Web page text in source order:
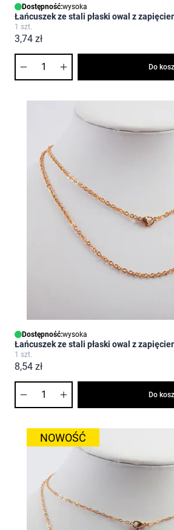
Dostępność:wysoka
Łańcuszek ze stali płaski owal z
1 szt.
3,74 zł
Do
Dostępność:wysoka
Łańcuszek ze stali płaski owal z
1 szt.
8,54 zł
Do
NOWOŚĆ